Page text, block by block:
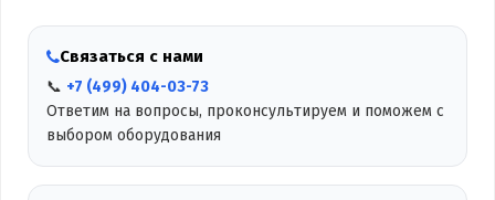
Связаться с нами
📞 +7 (499) 404-03-73
Ответим на вопросы, проконсультируем и поможем с
выбором оборудования